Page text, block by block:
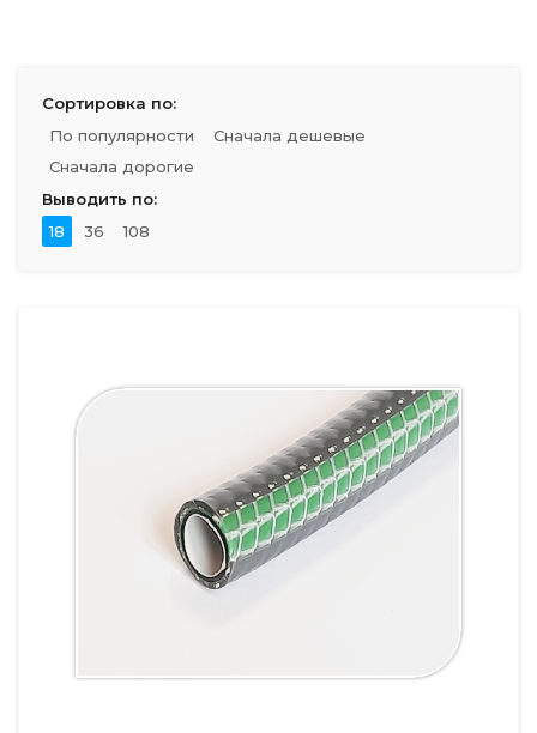
Сортировка по:
По популярности
Сначала дешевые
Сначала дорогие
Выводить по:
18
36 108